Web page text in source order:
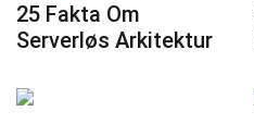
25 Fakta Om
Serverløs Arkitektur